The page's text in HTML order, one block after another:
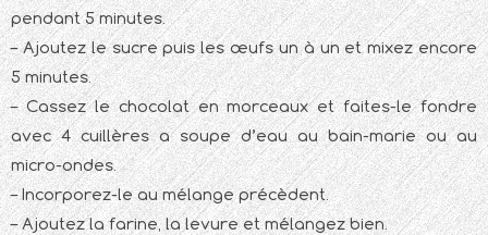
pendant 5 minutes.
– Ajoutez le sucre puis les œufs un à un et mixez encore
5 minutes.
– Cassez le chocolat en morceaux et faites-le fondre
avec 4 cuillères a soupe d’eau au bain-marie ou au
micro-ondes.
– Incorporez-le au mélange précèdent.
– Ajoutez la farine, la levure et mélangez bien.